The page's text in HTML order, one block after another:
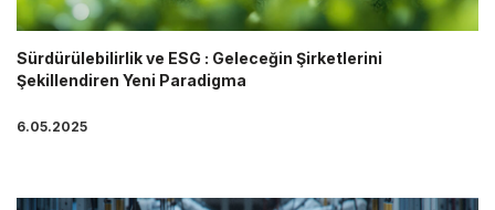
Sürdürülebilirlik ve ESG : Geleceğin Şirketlerini
Şekillendiren Yeni Paradigma
6.05.2025